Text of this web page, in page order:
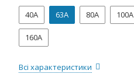
40А 63А 80А 100А
160А
Всі характеристики